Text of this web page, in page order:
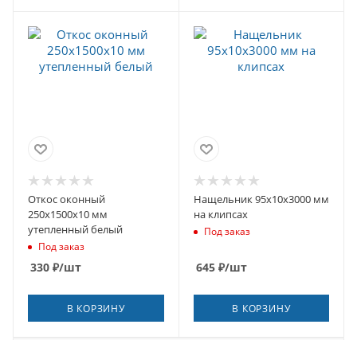
Откос оконный
250х1500х10 мм
утепленный белый
Под заказ
330 ₽/шт
В КОРЗИНУ
Нащельник 95х10х3000 мм
на клипсах
Под заказ
645₽/шт
В КОРЗИНУ